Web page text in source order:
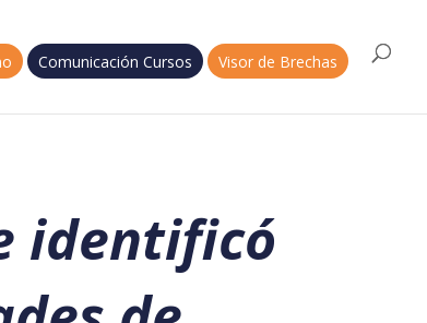
Comunicación Cursos Visor de Brechas
identificó